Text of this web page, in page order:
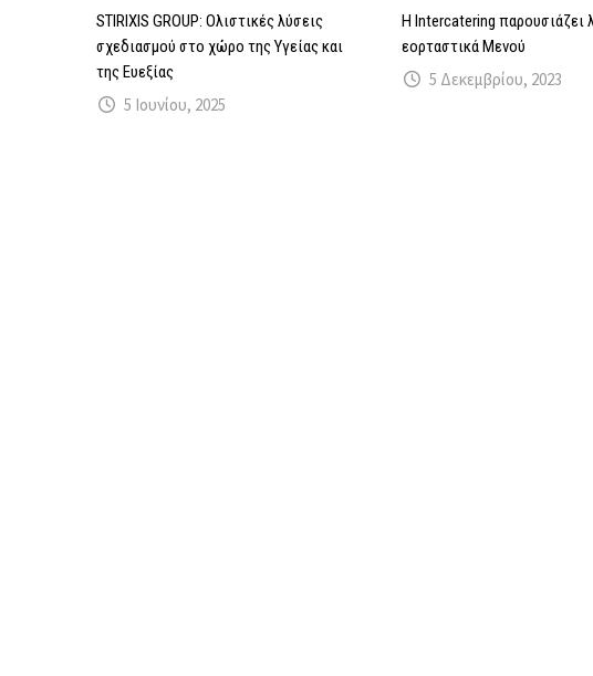
STIRIXIS GROUP: Ολιστικές λύσεις
σχεδιασμού στο χώρο της Υγείας και
της Ευεξίας
5 Ιουνίου, 2025
Η Intercatering παρουσιάζει
εορταστικά Μενού
5 Δεκεμβρίου, 2023